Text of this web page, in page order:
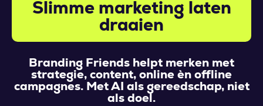
Slimme marketing laten
draaien
Branding Friends helpt merken met
strategie, content, online èn offline
campagnes. Met AI als gereedschap, niet
als doel.